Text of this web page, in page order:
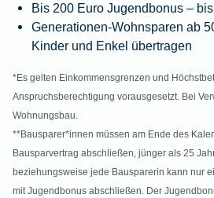
Bis 200 Euro Jugendbonus –
Generationen-Wohnsparen ab
Kinder und Enkel übertragen
*Es gelten Einkommensgrenzen und
Anspruchsberechtigung vorausgesetzt. Bei
Wohnungsbau.
**Bausparer*innen müssen am Ende des
Bausparvertrag abschließen, jünger als 25
beziehungsweise jede Bausparerin kann nur
mit Jugendbonus abschließen. Der